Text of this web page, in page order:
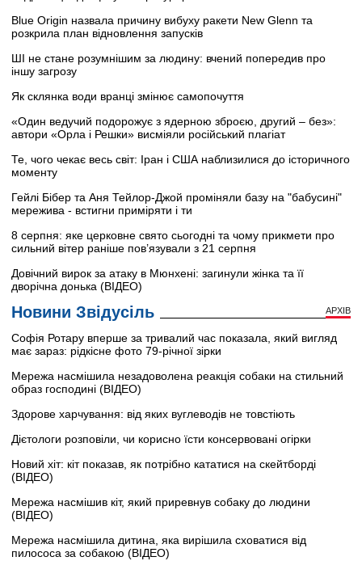
Blue Origin назвала причину вибуху ракети New Glenn та
розкрила план відновлення запусків
ШІ не стане розумнішим за людину: вчений попередив про
іншу загрозу
Як склянка води вранці змінює самопочуття
«Один ведучий подорожує з ядерною зброєю, другий – без»:
автори «Орла і Решки» висміяли російський плагіат
Те, чого чекає весь світ: Іран і США наблизилися до історичного
моменту
Гейлі Бібер та Аня Тейлор-Джой проміняли базу на "бабусині"
мережива - встигни приміряти і ти
8 серпня: яке церковне свято сьогодні та чому прикмети про
сильний вітер раніше пов’язували з 21 серпня
Довічний вирок за атаку в Мюнхені: загинули жінка та її
дворічна донька (ВІДЕО)
Новини Звідусіль АРХІВ
Софія Ротару вперше за тривалий час показала, який вигляд
має зараз: рідкісне фото 79-річної зірки
Мережа насмішила незадоволена реакція собаки на стильний
образ господині (ВІДЕО)
Здорове харчування: від яких вуглеводів не товстіють
Дієтологи розповіли, чи корисно їсти консервовані огірки
Новий хіт: кіт показав, як потрібно кататися на скейтборді
(ВІДЕО)
Мережа насмішив кіт, який приревнув собаку до людини
(ВІДЕО)
Мережа насмішила дитина, яка вирішила сховатися від
пилососа за собакою (ВІДЕО)